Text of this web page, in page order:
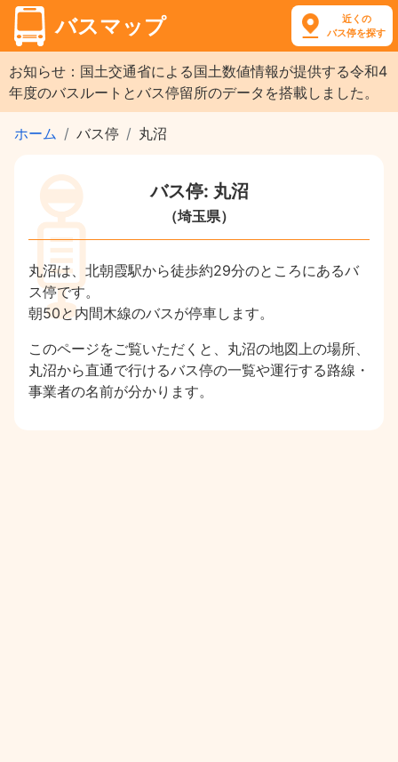
バスマップ
近くの
バス停を探す
お知らせ：国土交通省による国土数値情報が提供する令和4
年度のバスルートとバス停留所のデータを搭載しました。
ホーム バス停 丸沼
バス停: 丸沼
（埼玉県）
丸沼は、北朝霞駅から徒歩約29分のところにあるバ
ス停です。
朝50と内間木線のバスが停車します。
このページをご覧いただくと、丸沼の地図上の場所、
丸沼から直通で行けるバス停の一覧や運行する路線・
事業者の名前が分かります。